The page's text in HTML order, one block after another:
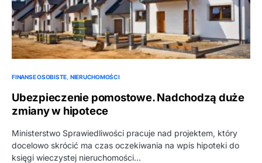
FINANSE OSOBISTE NIERUCHOMOŚCI
Ubezpieczenie pomostowe. Nadchodzą duże
zmiany w hipotece
Ministerstwo Sprawiedliwości pracuje nad projektem, który
docelowo skrócić ma czas oczekiwania na wpis hipoteki do
księgi wieczystej nieruchomości…